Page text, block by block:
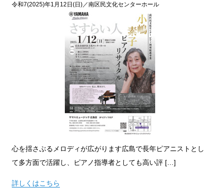
令和7(2025)年1月12日(日)／南区民文化センターホール
心を揺さぶるメロディが広がります広島で長年ピアニストとし
て多方面で活躍し、ピアノ指導者としても高い評 […]
詳しくはこちら